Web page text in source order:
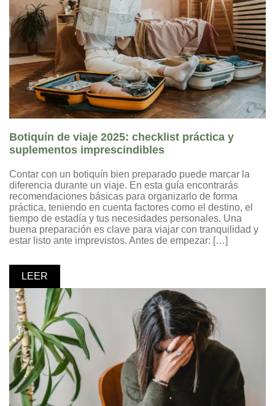
Botiquín de viaje 2025: checklist práctica y
suplementos imprescindibles
Contar con un botiquín bien preparado puede marcar la
diferencia durante un viaje. En esta guía encontrarás
recomendaciones básicas para organizarlo de forma
práctica, teniendo en cuenta factores como el destino, el
tiempo de estadía y tus necesidades personales. Una
buena preparación es clave para viajar con tranquilidad y
estar listo ante imprevistos. Antes de empezar: […]
LEER